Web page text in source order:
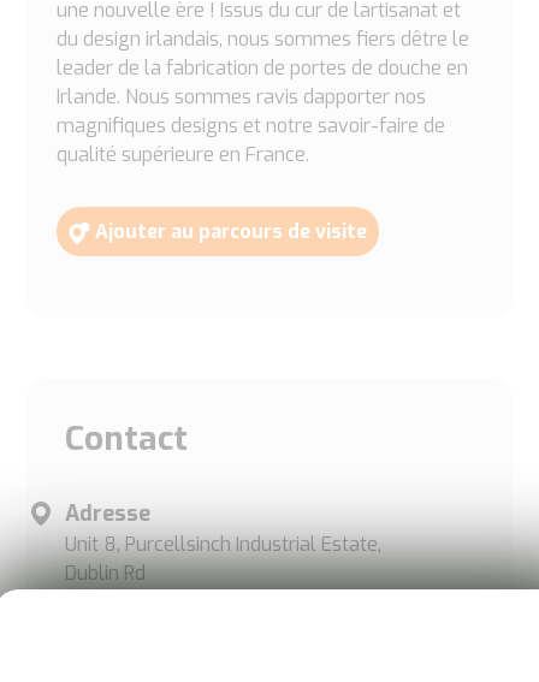
une nouvelle ère ! Issus du cur de lartisanat et
du design irlandais, nous sommes fiers dêtre le
leader de la fabrication de portes de douche en
Irlande. Nous sommes ravis dapporter nos
magnifiques designs et notre savoir-faire de
qualité supérieure en France.
Ajouter au parcours de visite
Contact
Adresse
Unit 8, Purcellsinch Industrial Estate,
Dublin Rd